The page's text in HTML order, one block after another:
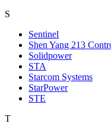
S
Sentinel
Shen Yang 213
Solidpower
STA
Starcom Systems
StarPower
STE
T